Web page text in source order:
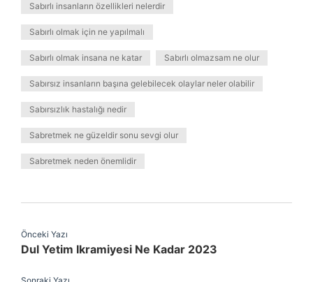
Sabırlı insanların özellikleri nelerdir
Sabırlı olmak için ne yapılmalı
Sabırlı olmak insana ne katar Sabırlı olmazsam ne olur
Sabırsız insanların başına gelebilecek olaylar neler olabilir
Sabırsızlık hastalığı nedir
Sabretmek ne güzeldir sonu sevgi olur
Sabretmek neden önemlidir
Önceki Yazı
Dul Yetim Ikramiyesi Ne Kadar 2023